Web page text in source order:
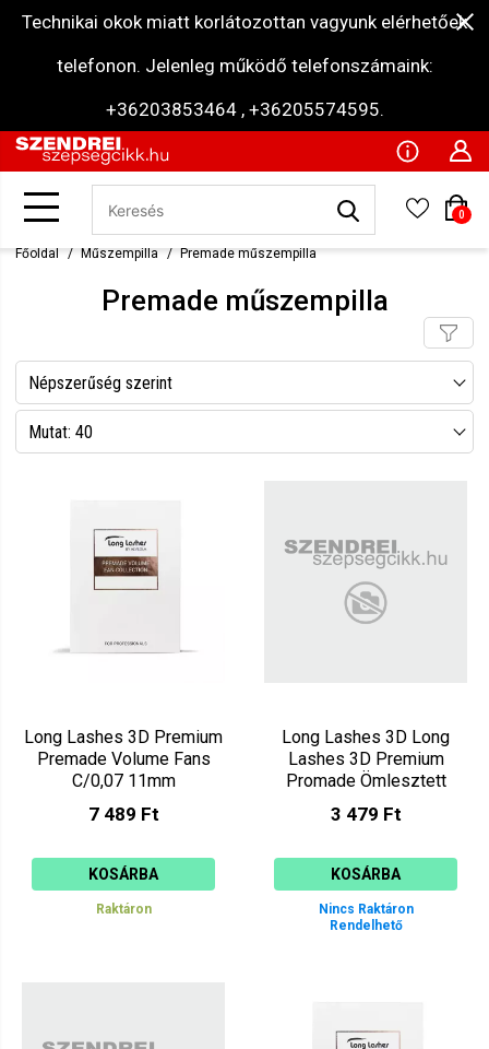
Technikai okok miatt korlátozottan vagyunk elérhetőek
telefonon. Jelenleg működő telefonszámaink:
+36203853464 , +36205574595.
0
Főoldal Műszempilla Premade műszempilla
Premade műszempilla
Népszerűség szerint
Név szerint csökkenő
Ár szerint növekvő
Mutat: 40
Long Lashes 3D Premium
Premade Volume Fans
C/0,07 11mm
LLPRE3DC07011
7 489 Ft
KOSÁRBA
Raktáron
Long Lashes 3D Long
Lashes 3D Premium
Promade Ömlesztett
Szempilla C/0,07 10mm
3 479 Ft
KOSÁRBA
Nincs Raktáron
Rendelhető